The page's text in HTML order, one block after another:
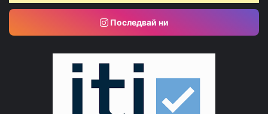
Последвай ни